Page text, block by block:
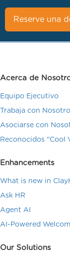
Reserve una
Acerca de
Equipo Ejecutivo
Trabaja con
Asociarse con
Reconocidos "Cool
Enhancements
What is new in
Ask HR
Agent AI
AI-Powered
Our Solutions